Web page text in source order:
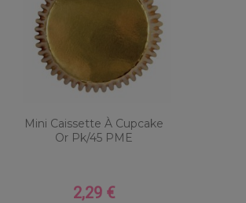
Mini Caissette À Cupcake
Or Pk/45 PME
Prix
2,29 €